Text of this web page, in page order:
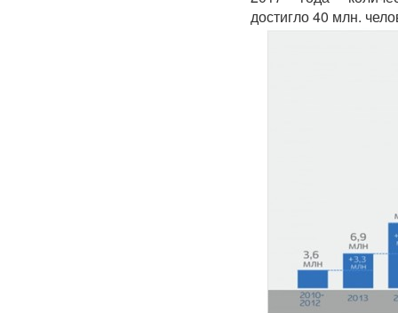
достигло 40 млн.